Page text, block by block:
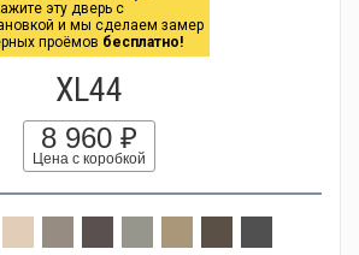
эту дверь с
и мы сделаем замер
проёмов бесплатно!
XL44
8 960 ₽
Цена с коробкой